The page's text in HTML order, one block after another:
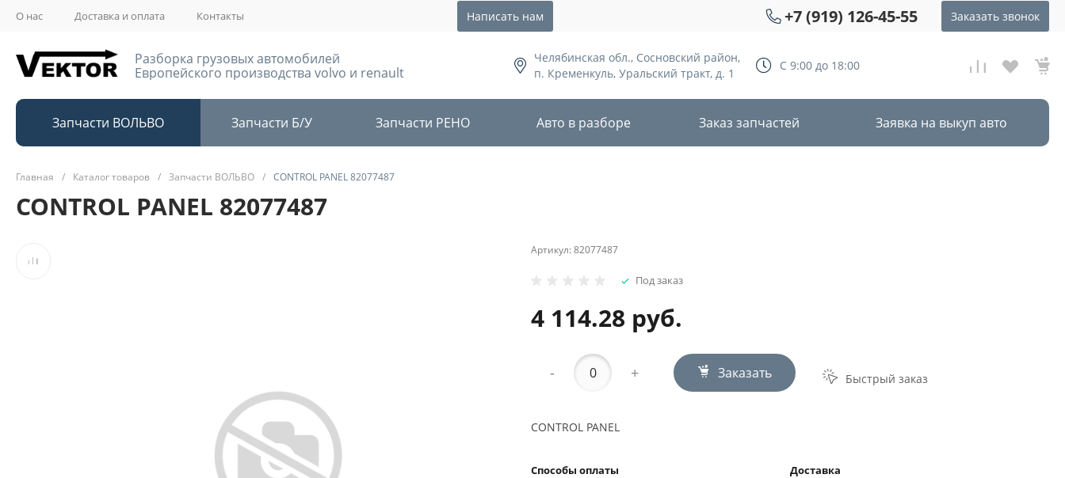
О нас Доставка и оплата Контакты Написать нам +7 (919) 126-45-55 Заказать звонок
Разборка грузовых автомобилей
Европейского производства volvo и renault
Челябинская обл., Сосновский район,
п. Кременкуль, Уральский тракт, д. 1
С 9:00 до 18:00
Запчасти ВОЛЬВО Запчасти Б/У Запчасти РЕНО Авто в разборе Заказ запчастей Заявка на выкуп авто
Главная / Каталог товаров / Запчасти ВОЛЬВО / CONTROL PANEL 82077487
CONTROL PANEL 82077487
Артикул:82077487
Под заказ
4 114.28 руб.
- + Заказать Быстрый заказ
CONTROL PANEL
Способы оплаты Доставка